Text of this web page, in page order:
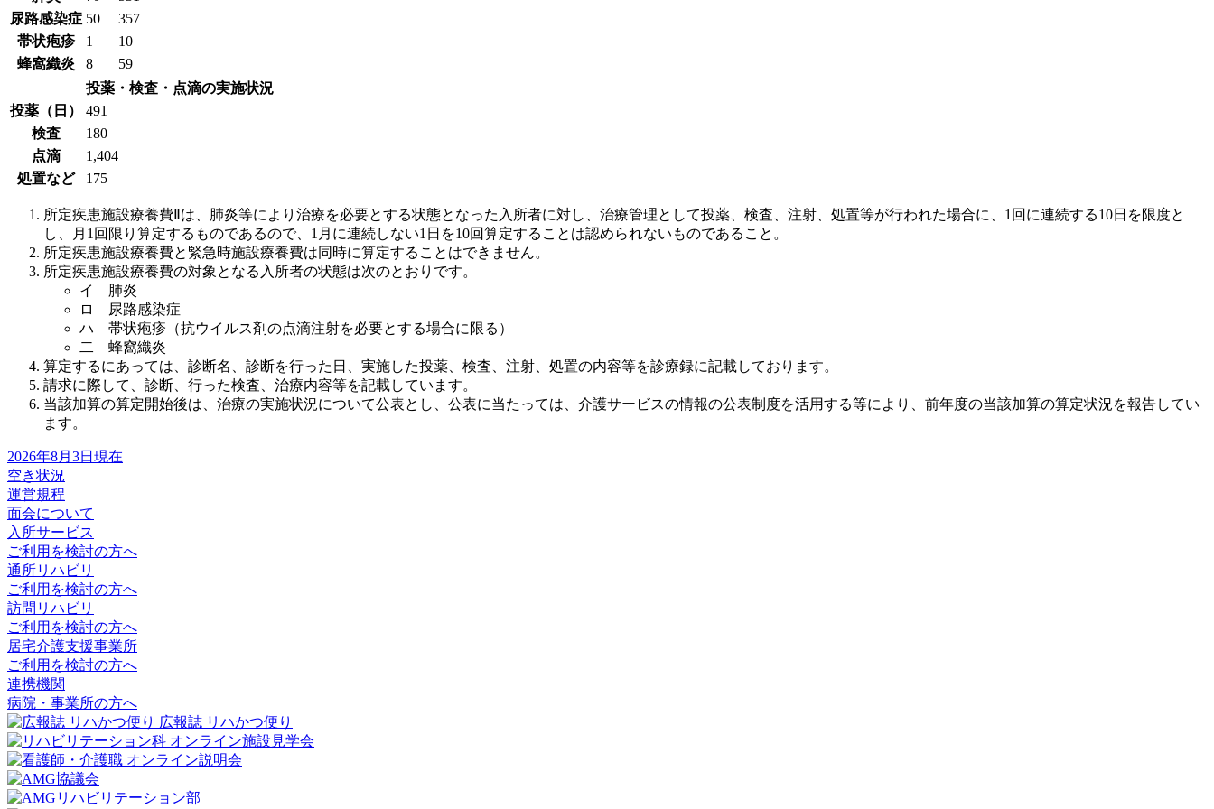
尿路感染症 50
357
帯状疱疹
1
10
蜂窩織炎
8
59
投薬・検査・点滴の実施状況
投薬（日）
491
検査
180
点滴
1,404
処置など
175
所定疾患施設療養費Ⅱは、肺炎等により治療を必要とする状態となった入所者に対し、治療管理として投薬、検査、注射、処置等が行われた場合に、1回に連続する10日を限度と
し、月1回限り算定するものであるので、1月に連続しない1日を10回算定することは認められないものであること。
所定疾患施設療養費と緊急時施設療養費は同時に算定することはできません。
所定疾患施設療養費の対象となる入所者の状態は次のとおりです。
イ 肺炎
ロ 尿路感染症
ハ 帯状疱疹（抗ウイルス剤の点滴注射を必要とする場合に限る）
二 蜂窩織炎
算定するにあっては、診断名、診断を行った日、実施した投薬、検査、注射、処置の内容等を診療録に記載しております。
請求に際して、診断、行った検査、治療内容等を記載しています。
当該加算の算定開始後は、治療の実施状況について公表とし、公表に当たっては、介護サービスの情報の公表制度を活用する等により、前年度の当該加算の算定状況を報告してい
ます。
2026年8月3日現在
空き状況
運営規程
面会について
入所サービス
ご利用を検討の方へ
通所リハビリ
ご利用を検討の方へ
訪問リハビリ
ご利用を検討の方へ
居宅介護支援事業所
ご利用を検討の方へ
連携機関
病院・事業所の方へ
広報誌 リハかつ便り